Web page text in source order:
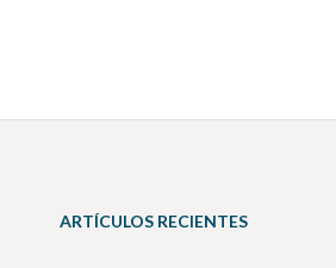
ARTÍCULOS RECIENTES